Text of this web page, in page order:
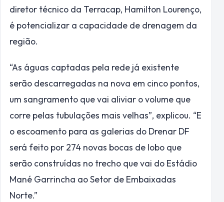
diretor técnico da Terracap, Hamilton Lourenço,
é potencializar a capacidade de drenagem da
região.
“As águas captadas pela rede já existente
serão descarregadas na nova em cinco pontos,
um sangramento que vai aliviar o volume que
corre pelas tubulações mais velhas”, explicou. “E
o escoamento para as galerias do Drenar DF
será feito por 274 novas bocas de lobo que
serão construídas no trecho que vai do Estádio
Mané Garrincha ao Setor de Embaixadas
Norte.”